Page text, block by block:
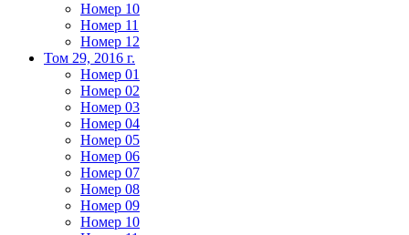
Номер 10
Номер 11
Номер 12
Том 29, 2016 г.
Номер 01
Номер 02
Номер 03
Номер 04
Номер 05
Номер 06
Номер 07
Номер 08
Номер 09
Номер 10